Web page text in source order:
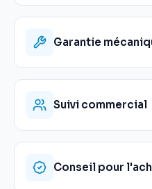
Garantie
Suivi commercial
Conseil pour